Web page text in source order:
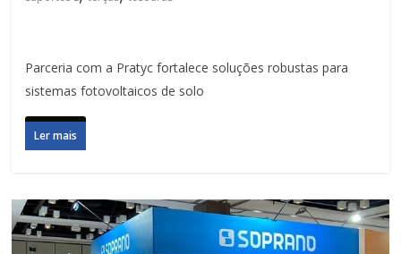
Parceria com a Pratyc fortalece soluções robustas para
sistemas fotovoltaicos de solo
Ler mais